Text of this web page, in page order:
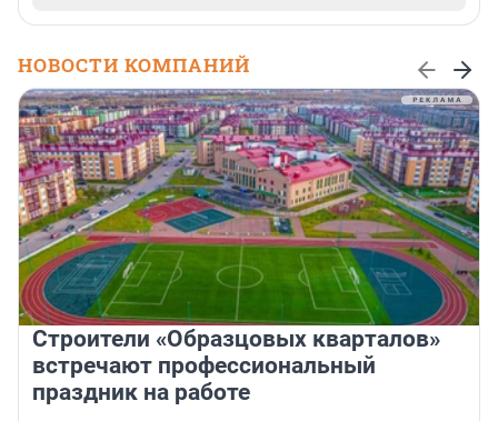
НОВОСТИ КОМПАНИЙ
Строители «Образцовых кварталов»
встречают профессиональный
праздник на работе